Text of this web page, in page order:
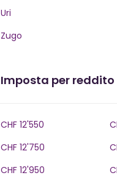
Uri
Zugo
Imposta per reddito
CHF 12'550
CHF 12'750
CHF 12'950